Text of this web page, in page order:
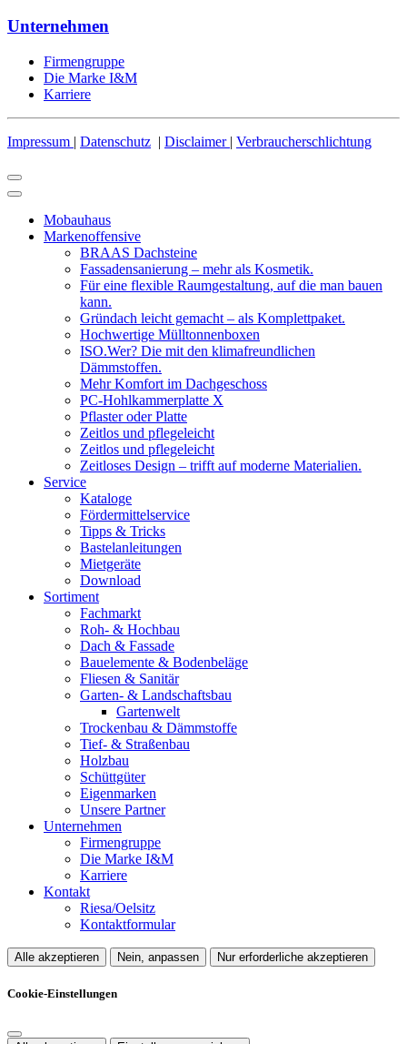
Unternehmen
Firmengruppe
Die Marke I&M
Karriere
Impressum | Datenschutz | Disclaimer | Verbraucherschlichtung
Mobauhaus
Markenoffensive
BRAAS Dachsteine
Fassadensanierung – mehr als Kosmetik.
Für eine flexible Raumgestaltung, auf die man bauen
kann.
Gründach leicht gemacht – als Komplettpaket.
Hochwertige Mülltonnenboxen
ISO.Wer? Die mit den klimafreundlichen
Dämmstoffen.
Mehr Komfort im Dachgeschoss
PC-Hohlkammerplatte X
Pflaster oder Platte
Zeitlos und pflegeleicht
Zeitlos und pflegeleicht
Zeitloses Design – trifft auf moderne Materialien.
Service
Kataloge
Fördermittelservice
Tipps & Tricks
Bastelanleitungen
Mietgeräte
Download
Sortiment
Fachmarkt
Roh- & Hochbau
Dach & Fassade
Bauelemente & Bodenbeläge
Fliesen & Sanitär
Garten- & Landschaftsbau
Gartenwelt
Trockenbau & Dämmstoffe
Tief- & Straßenbau
Holzbau
Schüttgüter
Eigenmarken
Unsere Partner
Unternehmen
Firmengruppe
Die Marke I&M
Karriere
Kontakt
Riesa/Oelsitz
Kontaktformular
Alle akzeptieren Nein, anpassen Nur erforderliche akzeptieren
Cookie-Einstellungen